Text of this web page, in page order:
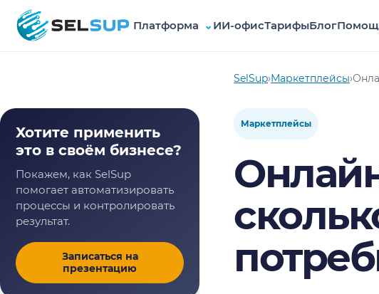
SelSup Платформа ⌄ ИИ-офисТарифыБлог
SelSup›Маркетплейсы›
Маркетплейсы
Хотите применить
это в своём бизнесе?
Покажем, как SelSup
помогает автоматизировать
процессы и контролировать
результат.
Записаться на
презентацию